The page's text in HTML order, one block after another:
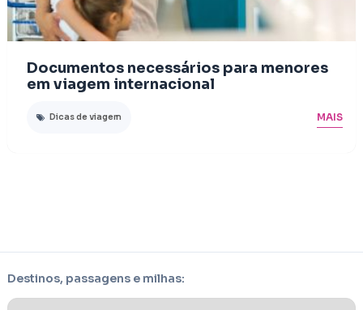
Documentos necessários para menores
em viagem internacional
Dicas de viagem MAIS
Destinos, passagens e milhas: